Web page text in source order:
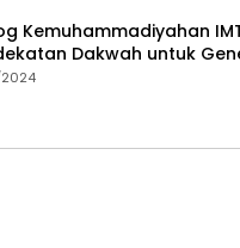
Kemuhammadiyahan
Dakwah untuk
2024